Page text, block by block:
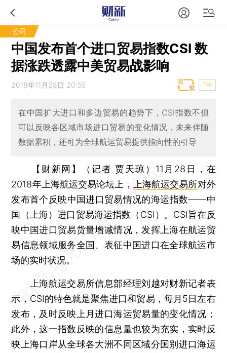
公司
中国发布首个进口贸易指数CSI 数
据涨跌透露中美贸易战影响
2018年11月28日 20:55 T中
在中国扩大进口和多边贸易的趋势下，CSI指数不但
可以反映各区域市场进口贸易的变化情况，未来伴随
数据累积，还可为全球航运贸易提供指向性的引导
【财新网】（记者 贾天琼） 11月28日，在
2018年上海航运交易论坛上，
上海航运交易所对外
发布首个反映中国进口贸易情况的海运指数——中
国（上海）进口贸易海运指数（ CSI ）。CSI旨在反
映中国进口贸易货量增减情况，发挥上海在航运贸
易信息领域服务全国、表征中国进口在全球航运市
场的实时状况。
上海航运交易所信息部经理刘越对财新记者表
示，CSI的特色就是聚焦进口和贸易，每月5日左右
发布，及时反映上月进口海运贸易量的变化情况；
此外，这一指数反映的信息量也较为充实，实时反
映上海口岸从全球各大洲不同区域分国别进口海运